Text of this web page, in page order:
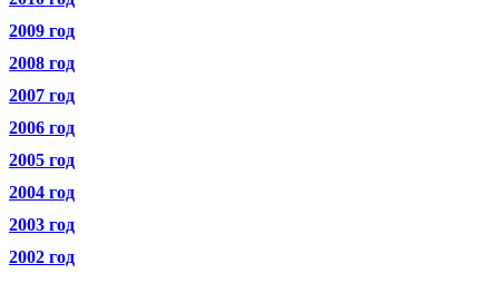
2009 год
2008 год
2007 год
2006 год
2005 год
2004 год
2003 год
2002 год